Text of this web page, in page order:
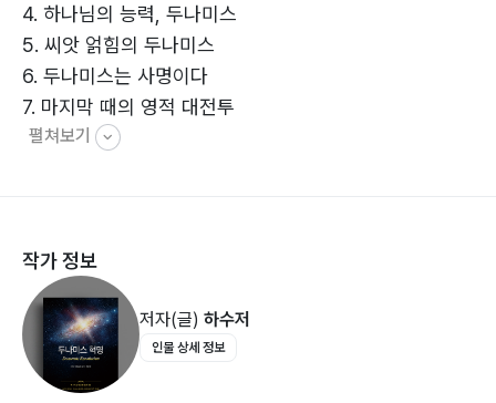
4. 하나님의 능력, 두나미스
5. 씨앗 얽힘의 두나미스
6. 두나미스는 사명이다
7. 마지막 때의 영적 대전투
8. 거룩한 싸움을 마치고 새 하늘 새 땅으로
펼쳐보기
작가 정보
저자(글) 하수저
인물 상세 정보